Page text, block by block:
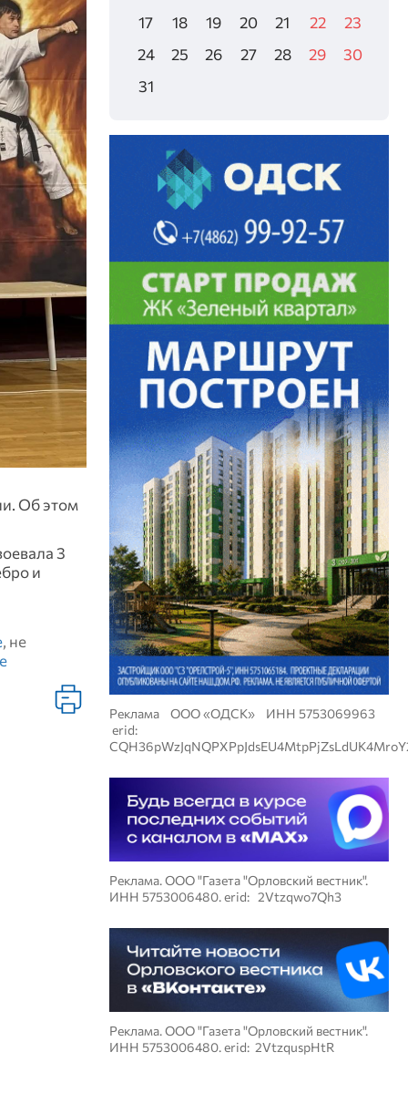
Об этом
3
и
, не
17
18 19 20 21 22
23
24
25 26 27 28 29
30
31
Реклама ООО «ОДСК» ИНН 5753069963
erid:
Реклама. ООО "Газета "Орловский вестник".
ИНН 5753006480. erid: 2Vtzqwo7Qh3
Реклама. ООО "Газета "Орловский вестник".
ИНН 5753006480. erid: 2VtzquspHtR